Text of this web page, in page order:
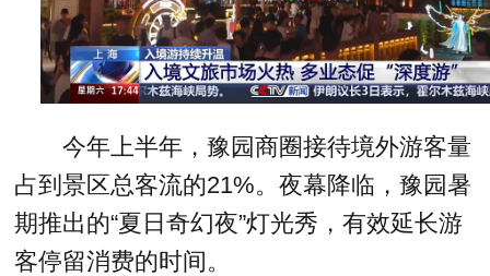
今年上半年，豫园商圈接待境外游客量
占到景区总客流的21%。夜幕降临，豫园暑
期推出的“夏日奇幻夜”灯光秀，有效延长游
客停留消费的时间。